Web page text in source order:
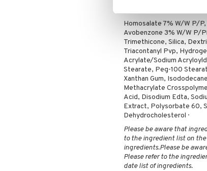
Homosalate 7% W/W P/
Avobenzone 3% W/W P/
Trimethicone, Silica,
Triacontanyl Pvp,
Acrylate/Sodium
Stearate, Peg-100
Xanthan Gum,
Methacrylate
Acid, Disodium Edta,
Extract, Polysorbate 60,
Dehydrocholesterol ·
Please be aware that
to the ingredient list on
ingredients.Please be
Please refer to the
date list of ingredients.